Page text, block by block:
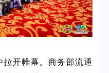
拉开帷幕。商务部流通